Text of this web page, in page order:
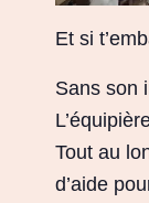
Et si
Sans son
Tout au
d’aide